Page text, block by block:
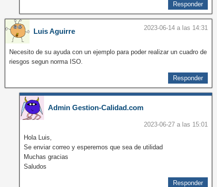
Responder
Luis Aguirre 2023-06-14 a las 14:31
Necesito de su ayuda con un ejemplo para poder realizar un cuadro de
riesgos segun norma ISO.
Responder
Admin Gestion-Calidad.com
2023-06-27 a las 15:01
Hola Luis,
Se enviar correo y esperemos que sea de utilidad
Muchas gracias
Saludos
Responder